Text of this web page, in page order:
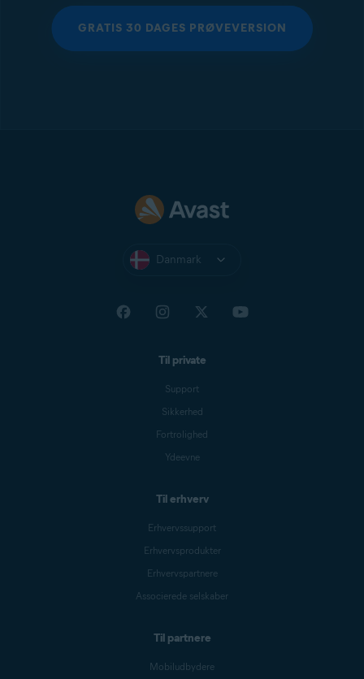
GRATIS 30 DAGES PRØVEVERSION
Danmark
Til private
Support
Sikkerhed
Fortrolighed
Ydeevne
Til erhverv
Erhvervssupport
Erhvervsprodukter
Erhvervspartnere
Associerede selskaber
Til partnere
Mobiludbydere